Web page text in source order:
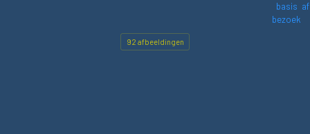
basis
bezoek
92 afbeeldingen